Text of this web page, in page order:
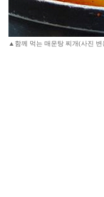
▲함께 먹는 매운탕 찌개(사진 변